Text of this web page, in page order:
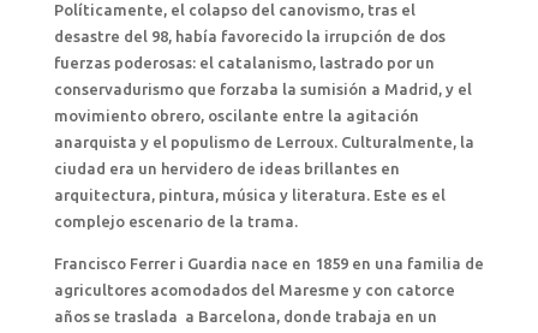
Políticamente, el colapso del canovismo, tras el
desastre del 98, había favorecido la irrupción de dos
fuerzas poderosas: el catalanismo, lastrado por un
conservadurismo que forzaba la sumisión a Madrid, y el
movimiento obrero, oscilante entre la agitación
anarquista y el populismo de Lerroux. Culturalmente, la
ciudad era un hervidero de ideas brillantes en
arquitectura, pintura, música y literatura. Este es el
complejo escenario de la trama.
Francisco Ferrer i Guardia nace en 1859 en una familia de
agricultores acomodados del Maresme y con catorce
años se traslada a Barcelona, donde trabaja en un